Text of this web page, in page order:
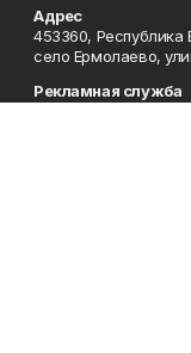
Адрес
453360, Республика
село Ермолаево,
Рекламная служба